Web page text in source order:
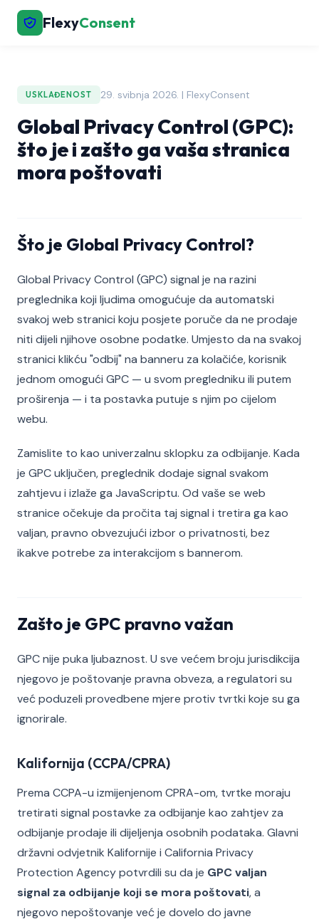
FlexyConsent
USKLAĐENOST 29. svibnja 2026. | FlexyConsent
Global Privacy Control (GPC):
što je i zašto ga vaša stranica
mora poštovati
Što je Global Privacy Control?
Global Privacy Control (GPC) signal je na razini
preglednika koji ljudima omogućuje da automatski
svakoj web stranici koju posjete poruče da ne prodaje
niti dijeli njihove osobne podatke. Umjesto da na svakoj
stranici klikću "odbij" na banneru za kolačiće, korisnik
jednom omogući GPC — u svom pregledniku ili putem
proširenja — i ta postavka putuje s njim po cijelom
webu.
Zamislite to kao univerzalnu sklopku za odbijanje. Kada
je GPC uključen, preglednik dodaje signal svakom
zahtjevu i izlaže ga JavaScriptu. Od vaše se web
stranice očekuje da pročita taj signal i tretira ga kao
valjan, pravno obvezujući izbor o privatnosti, bez
ikakve potrebe za interakcijom s bannerom.
Zašto je GPC pravno važan
GPC nije puka ljubaznost. U sve većem broju jurisdikcija
njegovo je poštovanje pravna obveza, a regulatori su
već poduzeli provedbene mjere protiv tvrtki koje su ga
ignorirale.
Kalifornija (CCPA/CPRA)
Prema CCPA-u izmijenjenom CPRA-om, tvrtke moraju
tretirati signal postavke za odbijanje kao zahtjev za
odbijanje prodaje ili dijeljenja osobnih podataka. Glavni
državni odvjetnik Kalifornije i California Privacy
Protection Agency potvrdili su da je GPC valjan
signal za odbijanje koji se mora poštovati, a
njegovo nepoštovanje već je dovelo do javne